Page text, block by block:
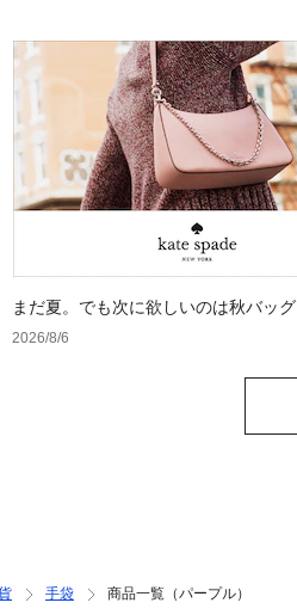
まだ夏。でも次に欲しいのは秋バッグ
2026/8/6
手袋 商品一覧（パープル）